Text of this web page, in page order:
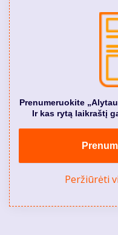
Prenumeruokite
Ir kas rytą laikraštį
Peržiūrėti